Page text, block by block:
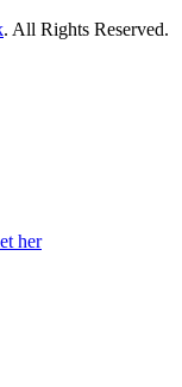
. All Rights Reserved.
her